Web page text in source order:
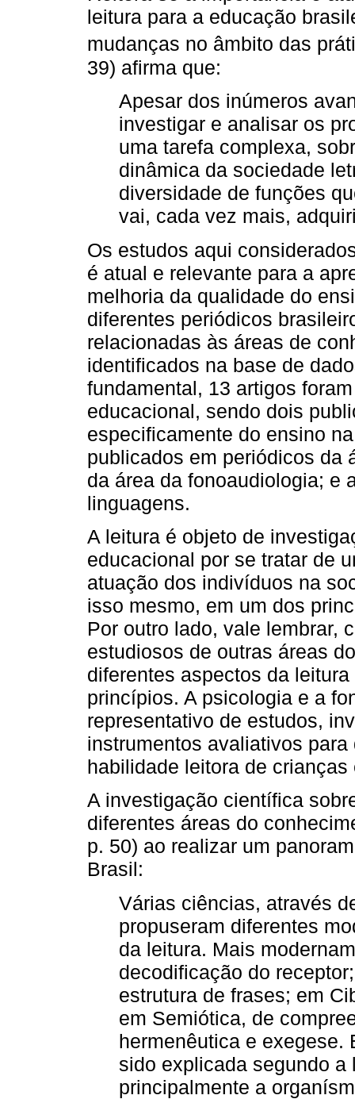
leitura para a educação
mudanças no âmbito das
39) afirma que:
Apesar dos inúmeros
investigar e analisar os
uma tarefa complexa,
dinâmica da sociedade
diversidade de funções
vai, cada vez mais,
Os estudos aqui
é atual e relevante para a
melhoria da qualidade do
diferentes periódicos
relacionadas às áreas de
identificados na base de
fundamental, 13 artigos
educacional, sendo dois
especificamente do ensino
publicados em periódicos da
da área da fonoaudiologia; e
linguagens.
A leitura é objeto de
educacional por se tratar de
atuação dos indivíduos na
isso mesmo, em um dos
Por outro lado, vale lembrar,
estudiosos de outras áreas
diferentes aspectos da
princípios. A psicologia e a
representativo de estudos,
instrumentos avaliativos
habilidade leitora de
A investigação científica
diferentes áreas do
p. 50) ao realizar um
Brasil:
Várias ciências, através
propuseram diferentes
da leitura. Mais
decodificação do
estrutura de frases; em
em Semiótica, de
hermenêutica e exegese.
sido explicada segundo
principalmente a